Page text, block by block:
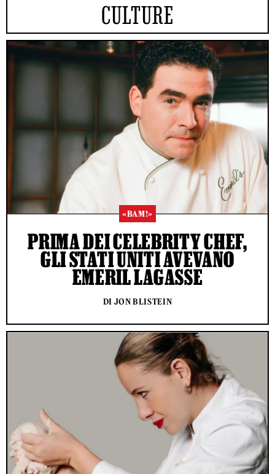
CULTURE
«BAM!»
PRIMA DEI CELEBRITY CHEF,
GLI STATI UNITI AVEVANO
EMERIL LAGASSE
DI JON BLISTEIN